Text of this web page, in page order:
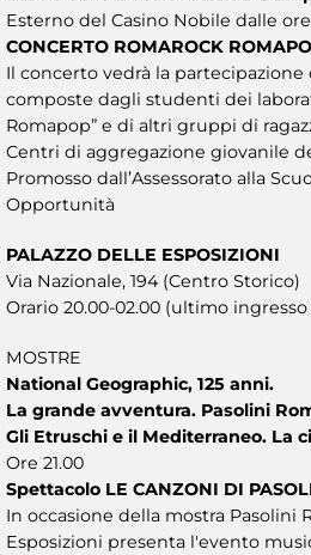
Esterno del Casino Nobile dalle
CONCERTO ROMAROCK
Il concerto vedrà la
composte dagli studenti dei
Romapop” e di altri gruppi di
Centri di aggregazione giovanile
Promosso dall’Assessorato alla
Opportunità
PALAZZO DELLE ESPOSIZIONI
Via Nazionale, 194 (Centro Storico)
Orario 20.00-02.00 (ultimo ingresso
MOSTRE
National Geographic, 125 anni.
La grande avventura. Pasolini
Gli Etruschi e il Mediterraneo. La
Ore 21.00
Spettacolo LE CANZONI DI
In occasione della mostra Pasolini
Esposizioni presenta l'evento